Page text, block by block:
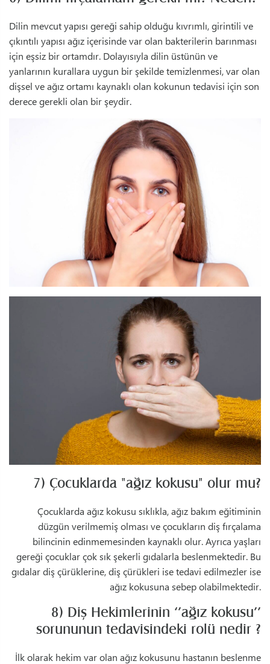
Dilin mevcut yapısı gereği sahip olduğu kıvrımlı, girintili ve
çıkıntılı yapısı ağız içerisinde var olan bakterilerin barınması
için eşsiz bir ortamdır. Dolayısıyla dilin üstünün ve
yanlarının kurallara uygun bir şekilde temizlenmesi, var olan
dişsel ve ağız ortamı kaynaklı olan kokunun tedavisi için son
derece gerekli olan bir şeydir.
7) Çocuklarda "ağız kokusu" olur mu?
Çocuklarda ağız kokusu sıklıkla, ağız bakım eğitiminin
düzgün verilmemiş olması ve çocukların diş fırçalama
bilincinin edinmemesinden kaynaklı olur. Ayrıca yaşları
gereği çocuklar çok sık şekerli gıdalarla beslenmektedir. Bu
gıdalar diş çürüklerine, diş çürükleri ise tedavi edilmezler ise
ağız kokusuna sebep olabilmektedir.
8) Diş Hekimlerinin ‘’ağız kokusu’’
sorununun tedavisindeki rolü nedir ?
İlk olarak hekim var olan ağız kokusunu hastanın beslenme